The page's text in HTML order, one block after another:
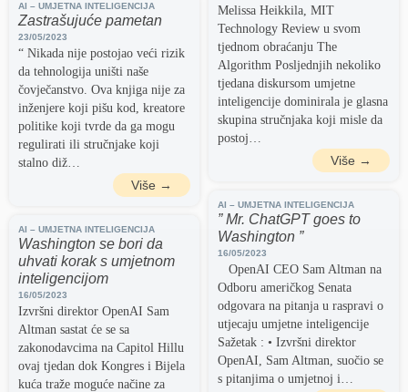
Melissa Heikkila, MIT
Technology Review u svom
tjednom obraćanju The
Algorithm Posljednjih nekoliko
tjedana diskursom umjetne
inteligencije dominirala je glasna
skupina stručnjaka koji misle da
postoj…
Više →
AI – UMJETNA INTELIGENCIJA
Zastrašujuće pametan
23/05/2023
“ Nikada nije postojao veći rizik
da tehnologija uništi naše
čovječanstvo. Ova knjiga nije za
inženjere koji pišu kod, kreatore
politike koji tvrde da ga mogu
regulirati ili stručnjake koji
stalno diž…
Više →
AI – UMJETNA INTELIGENCIJA
” Mr. ChatGPT goes to
Washington ”
16/05/2023
OpenAI CEO Sam Altman na
Odboru američkog Senata
odgovara na pitanja u raspravi o
utjecaju umjetne inteligencije
Sažetak : • Izvršni direktor
OpenAI, Sam Altman, suočio se
s pitanjima o umjetnoj i…
AI – UMJETNA INTELIGENCIJA
Washington se bori da
uhvati korak s umjetnom
inteligencijom
16/05/2023
Izvršni direktor OpenAI Sam
Altman sastat će se sa
zakonodavcima na Capitol Hillu
ovaj tjedan dok Kongres i Bijela
kuća traže moguće načine za